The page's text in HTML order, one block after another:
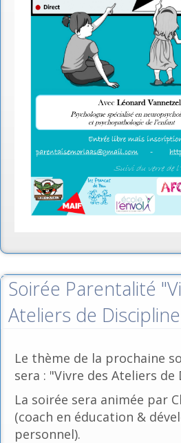
Soirée Parentalité
Ateliers de
Le thème de la prochaine
sera : "Vivre des Ateliers
La soirée sera animée par
(coach en éducation &
personnel).